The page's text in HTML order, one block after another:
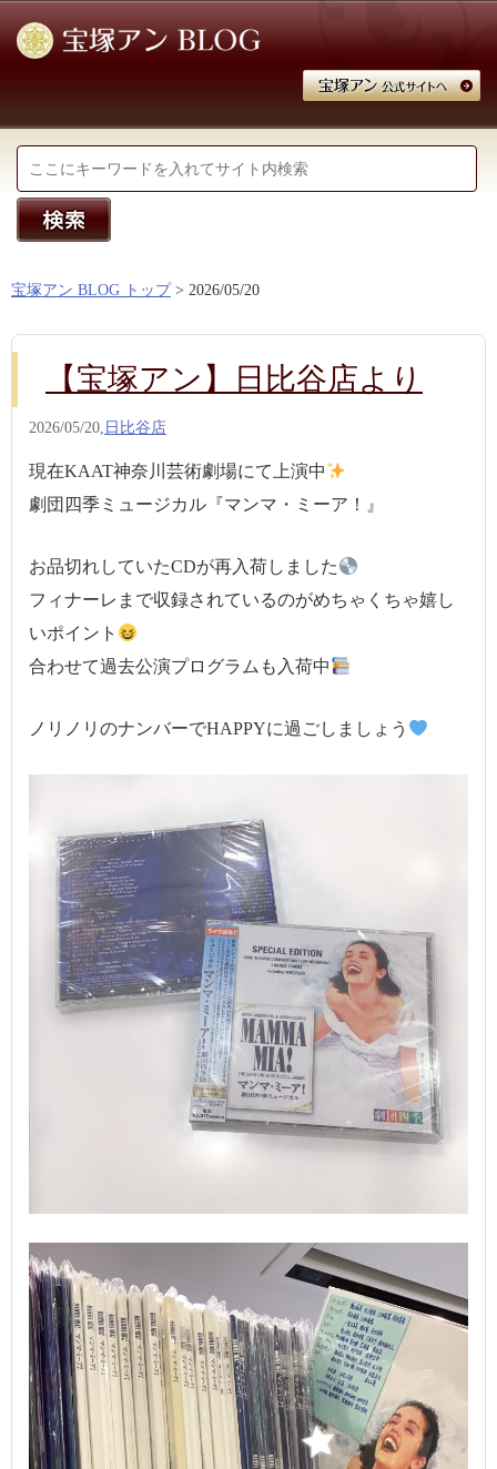
宝塚アン BLOG トップ > 2026/05/20
【宝塚アン】日比谷店より
2026/05/20, 日比谷店
現在KAAT神奈川芸術劇場にて上演中
劇団四季ミュージカル『マンマ・ミーア！』
お品切れしていたCDが再入荷しました
フィナーレまで収録されているのがめちゃくちゃ嬉し
いポイント
合わせて過去公演プログラムも入荷中
ノリノリのナンバーでHAPPYに過ごしましょう